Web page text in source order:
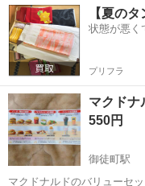
ら働けます！ 六本木駅直結
♪ ＼未経験スター...
東京 台東区 御徒町駅
【夏の
状態が悪く
プリフラ
マクドナ
550円
御徒町駅
マクドナルドのバリューセ